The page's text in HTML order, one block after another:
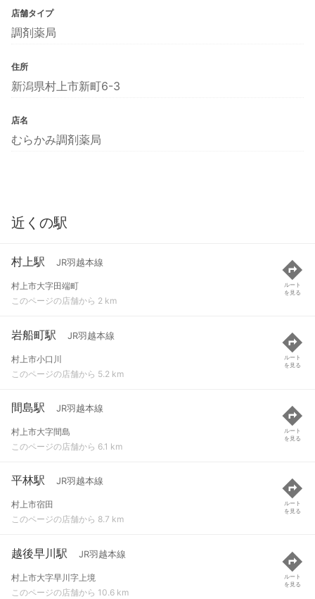
店舗タイプ
調剤薬局
住所
新潟県村上市新町6-3
店名
むらかみ調剤薬局
近くの駅
村上駅 JR羽越本線
村上市大字田端町
このページの店舗から 2 km
ルート
を見る
岩船町駅 JR羽越本線
村上市小口川
このページの店舗から 5.2 km
ルート
を見る
間島駅 JR羽越本線
村上市大字間島
このページの店舗から 6.1 km
ルート
を見る
平林駅 JR羽越本線
村上市宿田
このページの店舗から 8.7 km
ルート
を見る
越後早川駅 JR羽越本線
村上市大字早川字上境
このページの店舗から 10.6 km
ルート
を見る